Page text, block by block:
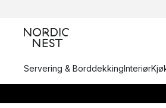
Servering & BorddekkingInteriør